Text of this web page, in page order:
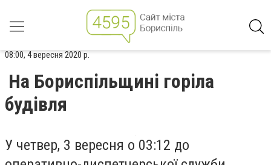
08:00, 4 вересня 2020 р.
На Бориспільщині горіла
будівля
У четвер, 3 вересня о 03:12 до